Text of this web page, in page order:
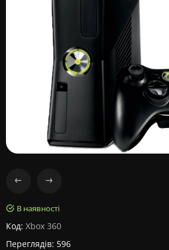
В наявності
Код: Xbox 360
Переглядів: 596